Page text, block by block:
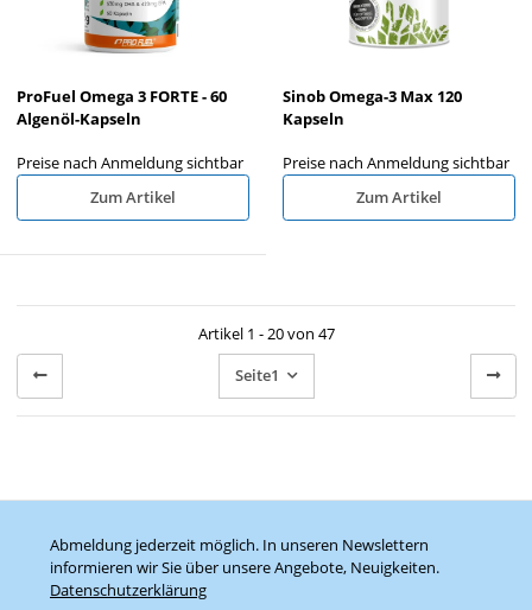
ProFuel Omega 3 FORTE - 60
Algenöl-Kapseln
Preise nach Anmeldung sichtbar
Zum Artikel
Sinob Omega-3 Max 120
Kapseln
Preise nach Anmeldung sichtbar
Zum Artikel
Artikel 1 - 20 von 47
Seite1
Abmeldung jederzeit möglich. In unseren Newslettern
informieren wir Sie über unsere Angebote, Neuigkeiten.
Datenschutzerklärung